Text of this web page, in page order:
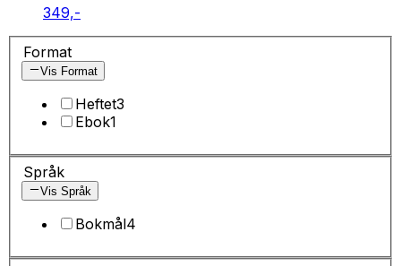
349,-
Format
Vis Format
Heftet3
Ebok1
Språk
Vis Språk
Bokmål4